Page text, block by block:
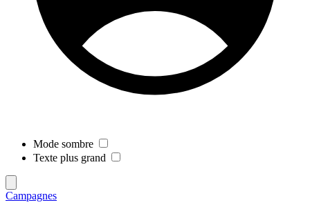
Mode sombre
Texte plus grand
Campagnes